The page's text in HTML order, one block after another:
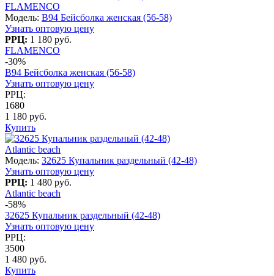
FLAMENCO
Модель: B94 Бейсболка женская (56-58)
Узнать оптовую цену
РРЦ: 1 180 руб.
FLAMENCO
-30%
B94 Бейсболка женская (56-58)
Узнать оптовую цену
РРЦ:
1680
1 180 руб.
Купить
Atlantic beach
Модель: 32625 Купальник раздельный (42-48)
Узнать оптовую цену
РРЦ: 1 480 руб.
Atlantic beach
-58%
32625 Купальник раздельный (42-48)
Узнать оптовую цену
РРЦ:
3500
1 480 руб.
Купить